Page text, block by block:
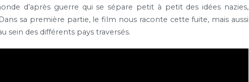
d’après guerre qui se sépare petit à petit des idées nazies,
sa première partie, le film nous raconte cette fuite, mais aussi
sein des différents pays traversés.